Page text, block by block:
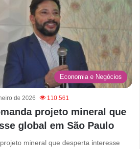
Economia e Negócios
de 2026 110.561
projeto mineral que
global em São Paulo
mineral que desperta interesse